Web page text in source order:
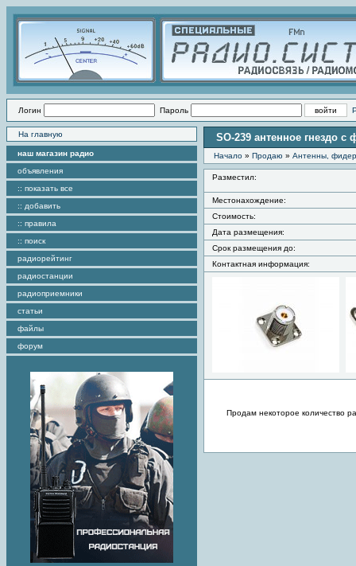
Логин Пароль
На главную
наш магазин радио
объявления
:: показать все
:: добавить
:: правила
:: поиск
радиорейтинг
радиостанции
радиоприемники
статьи
файлы
форум
SO-239 антенное гнездо с
Начало » Продаю » Антенны,
Разместил:
Местонахождение:
Стоимость:
Дата размещения:
Срок размещения до:
Контактная информация:
Продам некоторое количество